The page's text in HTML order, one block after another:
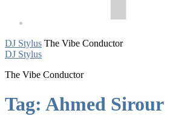
DJ Stylus The Vibe Conductor
DJ Stylus
The Vibe Conductor
Tag: Ahmed Sirour